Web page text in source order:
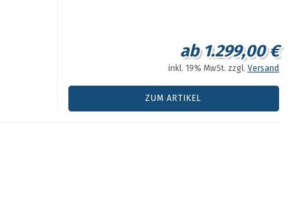
ab 1.299,00 €
inkl. 19% MwSt. zzgl. Versand
ZUM ARTIKEL